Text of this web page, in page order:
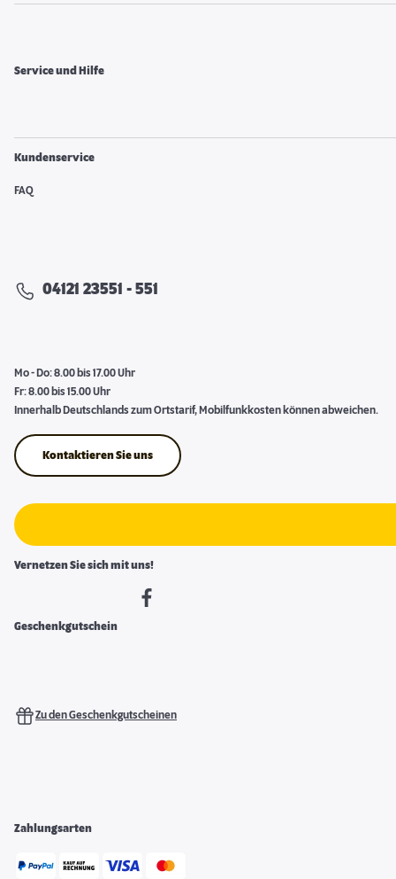
Service und Hilfe
Kundenservice
FAQ
04121 23551 - 551
Mo - Do: 8.00 bis 17.00 Uhr
Fr: 8.00 bis 15.00 Uhr
Innerhalb Deutschlands zum Ortstarif, Mobilfunkkosten können abweichen.
Kontaktieren Sie uns
Vernetzen Sie sich mit uns!
Geschenkgutschein
Zu den Geschenkgutscheinen
Zahlungsarten